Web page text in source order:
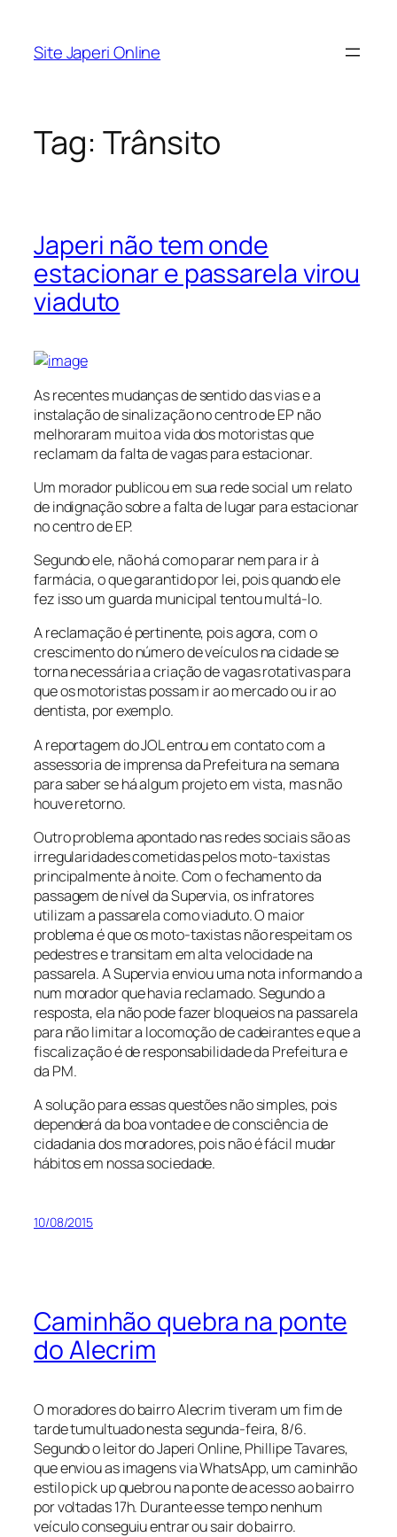
Site Japeri Online
Tag: Trânsito
Japeri não tem onde
estacionar e passarela virou
viaduto
As recentes mudanças de sentido das vias e a
instalação de sinalização no centro de EP não
melhoraram muito a vida dos motoristas que
reclamam da falta de vagas para estacionar.
Um morador publicou em sua rede social um relato
de indignação sobre a falta de lugar para estacionar
no centro de EP.
Segundo ele, não há como parar nem para ir à
farmácia, o que garantido por lei, pois quando ele
fez isso um guarda municipal tentou multá-lo.
A reclamação é pertinente, pois agora, com o
crescimento do número de veículos na cidade se
torna necessária a criação de vagas rotativas para
que os motoristas possam ir ao mercado ou ir ao
dentista, por exemplo.
A reportagem do JOL entrou em contato com a
assessoria de imprensa da Prefeitura na semana
para saber se há algum projeto em vista, mas não
houve retorno.
Outro problema apontado nas redes sociais são as
irregularidades cometidas pelos moto-taxistas
principalmente à noite. Com o fechamento da
passagem de nível da Supervia, os infratores
utilizam a passarela como viaduto. O maior
problema é que os moto-taxistas não respeitam os
pedestres e transitam em alta velocidade na
passarela. A Supervia enviou uma nota informando a
num morador que havia reclamado. Segundo a
resposta, ela não pode fazer bloqueios na passarela
para não limitar a locomoção de cadeirantes e que a
fiscalização é de responsabilidade da Prefeitura e
da PM.
A solução para essas questões não simples, pois
dependerá da boa vontade e de consciência de
cidadania dos moradores, pois não é fácil mudar
hábitos em nossa sociedade.
10/08/2015
Caminhão quebra na ponte
do Alecrim
O moradores do bairro Alecrim tiveram um fim de
tarde tumultuado nesta segunda-feira, 8/6.
Segundo o leitor do Japeri Online, Phillipe Tavares,
que enviou as imagens via WhatsApp, um caminhão
estilo pick up quebrou na ponte de acesso ao bairro
por voltadas 17h. Durante esse tempo nenhum
veículo conseguiu entrar ou sair do bairro.